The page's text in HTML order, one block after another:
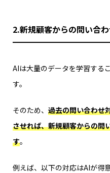
2.新規顧客からの問い合
AIは大量のデータを学習する
す。
そのため、 過去の問い合わせ
させれば、新規顧客からの問
す。
例えば、以下の対応はAIが得